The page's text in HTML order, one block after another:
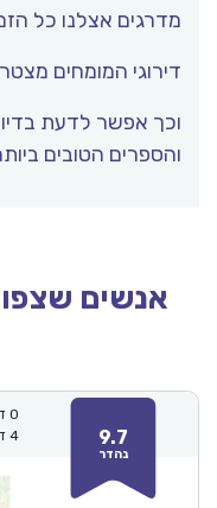
מדרגים אצלנו כל
דירוגי המומחים
וכך אפשר לדעת
והספרים הטובים
אנשים
9.7
נהדר
0
4